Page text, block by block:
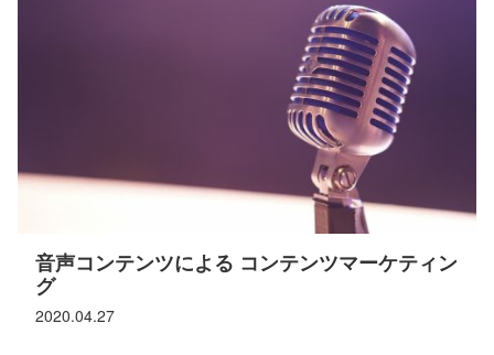
2020.04.27
音声コンテンツによる コンテンツマーケティン
グ